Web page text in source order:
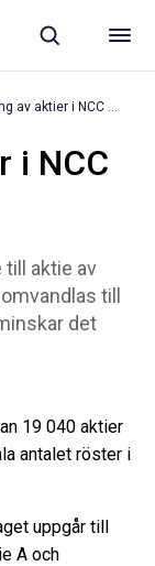
i NCC
till aktie av
till
det
19 040 aktier
antalet röster i
uppgår till
A och